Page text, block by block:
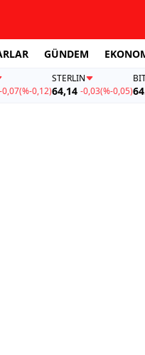
GÜNDEM
-0,07(%-0,12)
STERLIN
64,14 -0,03(%-0,05)